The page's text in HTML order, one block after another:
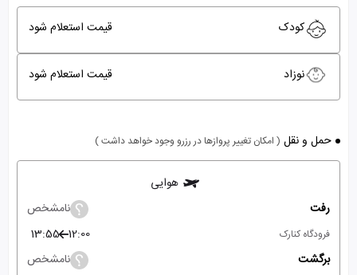
کودک قیمت استعلام شود
نوزاد قیمت استعلام شود
حمل و نقل ( امکان تغییر پروازها در رزرو وجود خواهد داشت )
هوایی
رفت
نامشخص
فرودگاه کنارک 12:00
13:55
برگشت
نامشخص